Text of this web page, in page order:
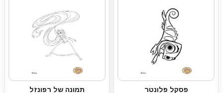
פסקל פלונטר תמונה של רפונזל